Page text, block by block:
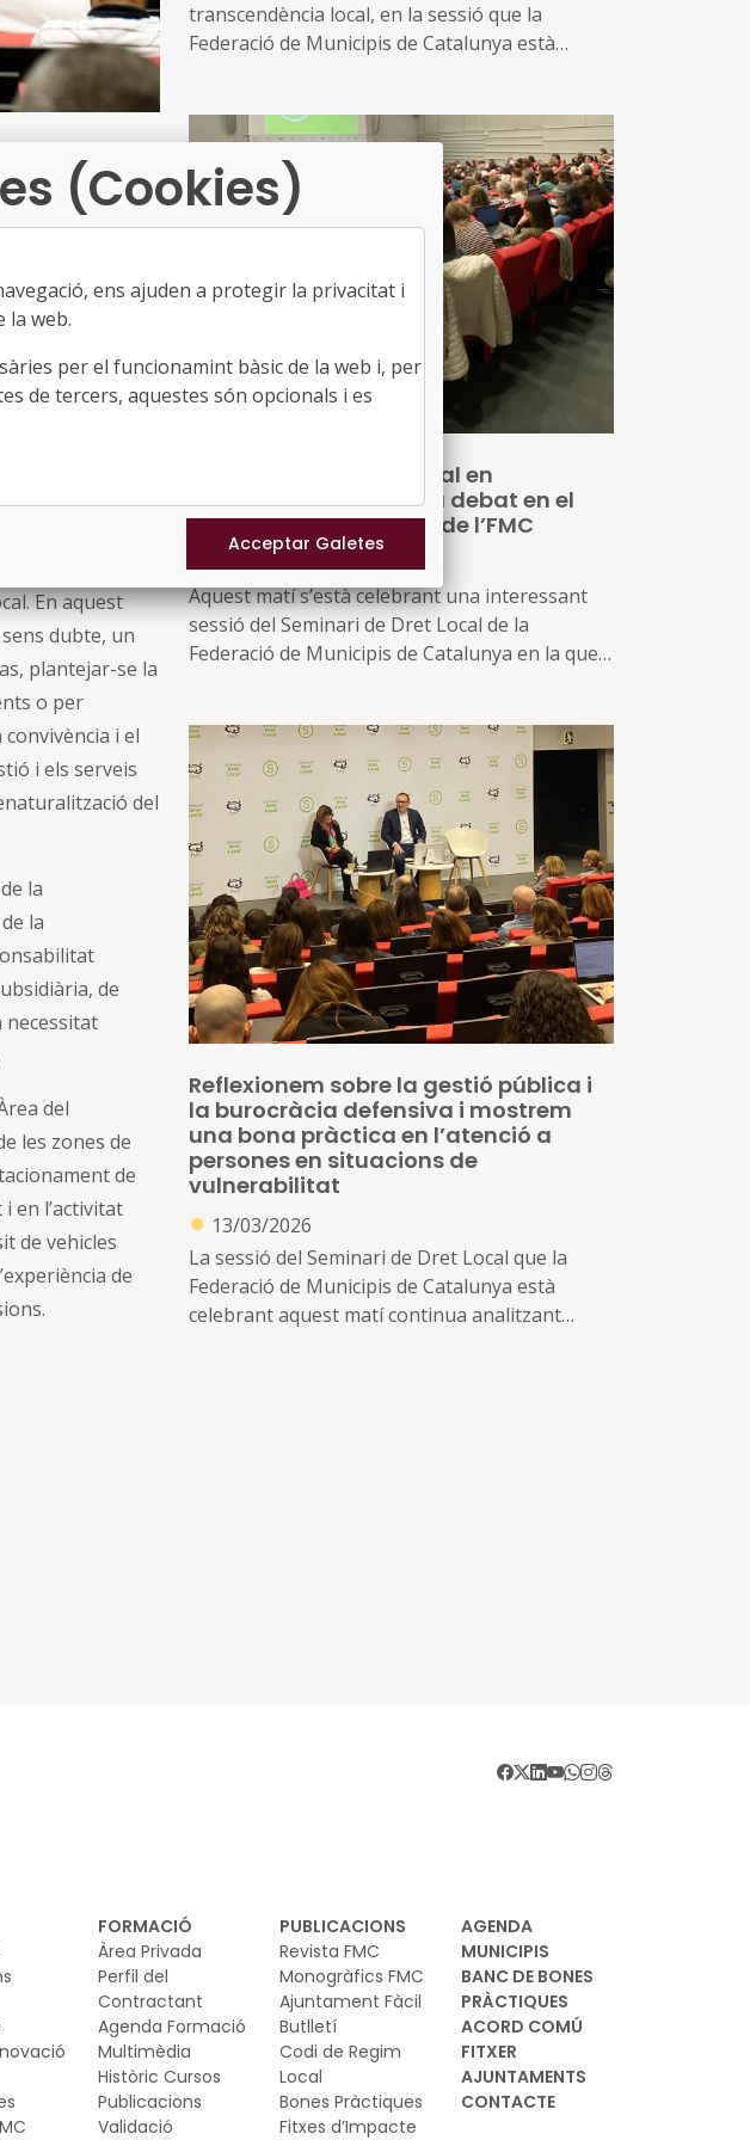
Sergi Penedès,
Seminari de
una font
d’oferir
un
Municipis de
seminari. No
i
de la
En aquest
dubte, un
plantejar-se la
o per
i el
i els serveis
del
la
la
de
necessitat
del
les zones de
de
en l’activitat
de vehicles
de
transcendència local, en la sessió que la
Federació de Municipis de Catalunya està
pública i de la suspensió potestativa de
La Intel·ligència Artificial en
l’Administració local, a debat en el
Seminari de Dret Local de l’FMC
●10/04/2026
Aquest matí s’està celebrant una interessant
sessió del Seminari de Dret Local de la
Federació de Municipis de Catalunya en la que
Artificial (IA) en el funcionament de les
administracions locals
Reflexionem sobre la gestió pública i
la burocràcia defensiva i mostrem
una bona pràctica en l’atenció a
persones en situacions de
vulnerabilitat
● 13/03/2026
La sessió del Seminari de Dret Local que la
Federació de Municipis de Catalunya està
celebrant aquest matí continua analitzant
FORMACIÓ
Àrea Privada
Perfil del
Contractant
Agenda Formació
Multimèdia
Històric Cursos
Publicacions
Validació
PUBLICACIONS
Revista FMC
Monogràfics FMC
Ajuntament Fàcil
Butlletí
Codi de Regim
Local
Bones Pràctiques
Fitxes d’Impacte
AGENDA
MUNICIPIS
BANC DE BONES
PRÀCTIQUES
ACORD COMÚ
FITXER
AJUNTAMENTS
CONTACTE
(Cookies)
ens ajuden a protegir la privacitat i
la web.
per el funcionamint bàsic de la web i, per
de tercers, aquestes són opcionals i es